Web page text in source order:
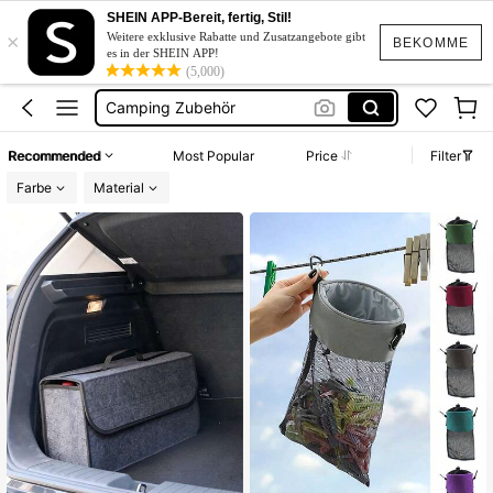
BEKOMME
×
SHEIN APP-Bereit, fertig, Stil!
Weitere exklusive Rabatte und Zusatzangebote gibt
es in der SHEIN APP!
(5,000)
Wäscheklammer Behälter
Wäscheklammer Beutel
Camping Zubehör
Wäscheklammer Beutel
Recommended Most Popular Price
Filter
Farbe
Material